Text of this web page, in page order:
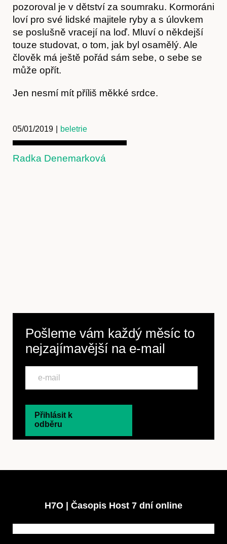
pozoroval je v dětství za soumraku. Kormoráni
loví pro své lidské majitele ryby a s úlovkem
se poslušně vracejí na loď. Mluví o někdejší
touze studovat, o tom, jak byl osamělý. Ale
člověk má ještě pořád sám sebe, o sebe se
může opřít.
Jen nesmí mít příliš měkké srdce.
05/01/2019 beletrie
Radka Denemarková
Pošleme vám každý měsíc to
nejzajímavější na e-mail
Přihlásit k
odběru
H7O | Časopis Host 7 dní online